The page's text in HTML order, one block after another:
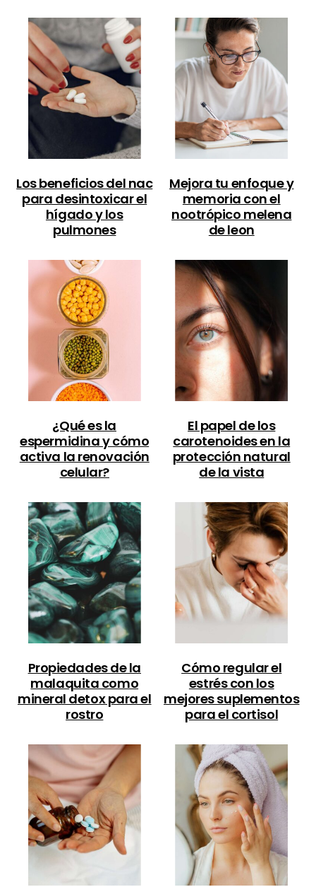
Los beneficios del nac
para desintoxicar el
hígado y los
pulmones
Mejora tu enfoque y
memoria con el
nootrópico melena
de leon
¿Qué es la
espermidina y cómo
activa la renovación
celular?
El papel de los
carotenoides en la
protección natural
de la vista
Propiedades de la
malaquita como
mineral detox para el
rostro
Cómo regular el
estrés con los
mejores suplementos
para el cortisol